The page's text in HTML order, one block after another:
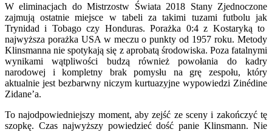
W eliminacjach do Mistrzostw Świata 2018 Stany Zjednoczone
zajmują ostatnie miejsce w tabeli za takimi tuzami futbolu jak
Trynidad i Tobago czy Honduras. Porażka 0:4 z Kostaryką to
najwyższa porażka USA w meczu o punkty od 1957 roku. Metody
Klinsmanna nie spotykają się z aprobatą środowiska. Poza fatalnymi
wynikami wątpliwości budzą również powołania do kadry
narodowej i kompletny brak pomysłu na grę zespołu, który
aktualnie jest bezbarwny niczym kurtuazyjne wypowiedzi Zinédine
Zidane’a.
To najodpowiedniejszy moment, aby zejść ze sceny i zakończyć tę
szopkę. Czas najwyższy powiedzieć dość panie Klinsmann. Nie